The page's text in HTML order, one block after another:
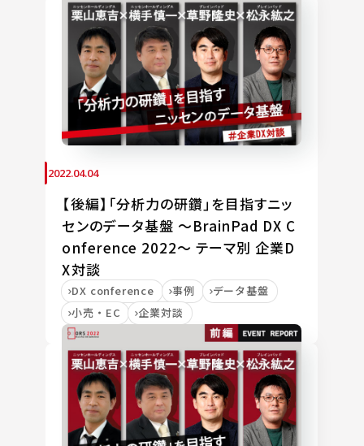
2022.04.04
【後編】「分析力の研鑽」を目指すニッ
センのデータ基盤 ～BrainPad DX C
onference 2022～ テーマ別 企業D
X対談
DX conference 事例
データ基盤
小売・EC
企業対談